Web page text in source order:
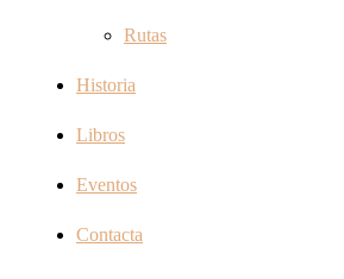
Rutas
Historia
Libros
Eventos
Contacta